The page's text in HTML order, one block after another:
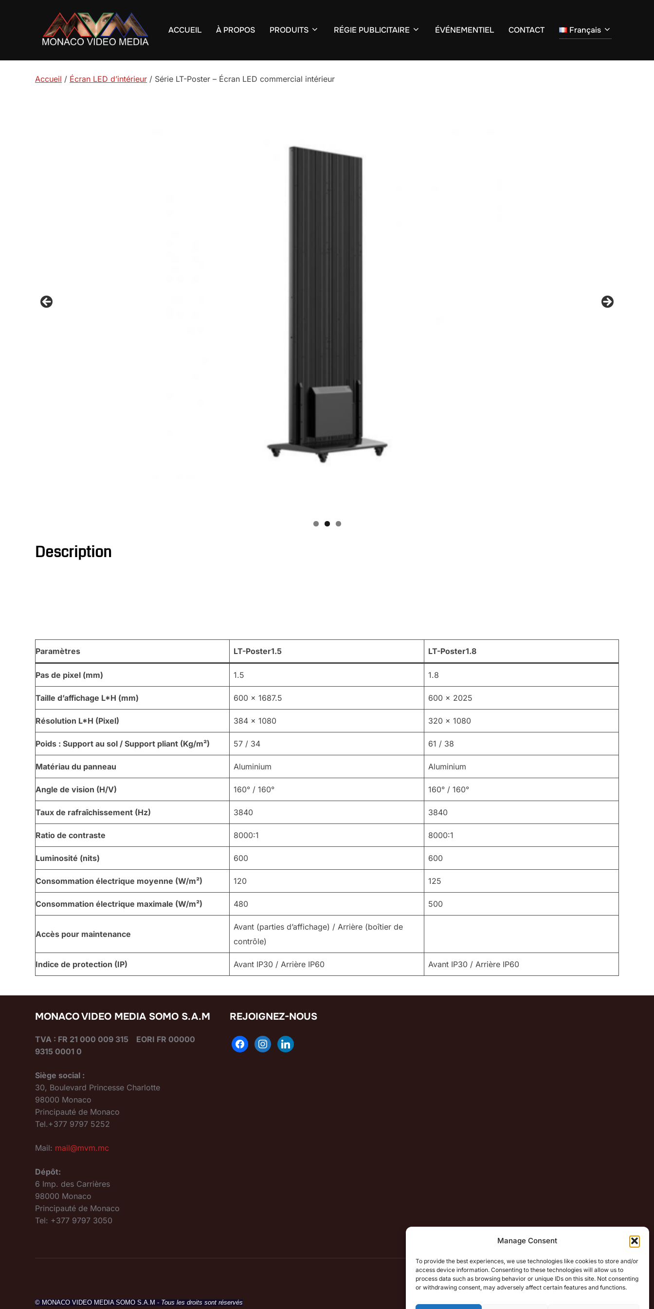
Manage Consent
To provide the best experiences, we use technologies like cookies to store and/or
access device information. Consenting to these technologies will allow us to
process data such as browsing behavior or unique IDs on this site. Not consenting
or withdrawing consent, may adversely affect certain features and functions.
ACCUEIL À PROPOS PRODUITS RÉGIE PUBLICITAIRE ÉVÉNEMENTIEL CONTACT Français
Accueil / Écran LED d’intérieur / Série LT-Poster – Écran LED commercial intérieur
Description
Paramètres LT-Poster1.5 LT-Poster1.8
Pas de pixel (mm) 1.5 1.8
Taille d’affichage L*H (mm) 600 x 1687.5 600 x 2025
Résolution L*H (Pixel) 384 x 1080 320 x 1080
Poids : Support au sol / Support pliant (Kg/m²) 57 / 34 61 / 38
Matériau du panneau Aluminium Aluminium
Angle de vision (H/V) 160° / 160° 160° / 160°
Taux de rafraîchissement (Hz) 3840 3840
Ratio de contraste 8000:1 8000:1
Luminosité (nits) 600 600
Consommation électrique moyenne (W/m²) 120 125
Consommation électrique maximale (W/m²) 480 500
Accès pour maintenance
Avant (parties d’affichage) / Arrière (boîtier de
contrôle)
Indice de protection (IP) Avant IP30 / Arrière IP60 Avant IP30 / Arrière IP60
MONACO VIDEO MEDIA SOMO S.A.M
TVA : FR 21 000 009 315 EORI FR 00000
9315 0001 0
Siège social :
30, Boulevard Princesse Charlotte
98000 Monaco
Principauté de Monaco
Tel.+377 9797 5252
Mail: mail@mvm.mc
Dépôt:
6 Imp. des Carrières
98000 Monaco
Principauté de Monaco
Tel: +377 9797 3050
REJOIGNEZ-NOUS
facebookinstagram
linkedin
© MONACO VIDEO MEDIA SOMO S.A.M - Tous les droits sont réservés